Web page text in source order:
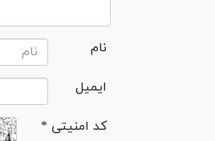
نام
ایمیل
* کد امنیتی